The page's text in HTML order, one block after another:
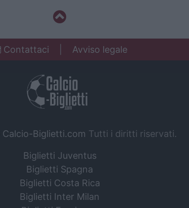
Contattaci Avviso legale
Calcio-Biglietti.com Tutti i diritti riservati.
Biglietti Juventus
Biglietti Spagna
Biglietti Costa Rica
Biglietti Inter Milan